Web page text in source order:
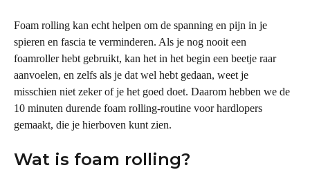
Foam rolling kan echt helpen om de spanning en pijn in je
spieren en fascia te verminderen. Als je nog nooit een
foamroller hebt gebruikt, kan het in het begin een beetje raar
aanvoelen, en zelfs als je dat wel hebt gedaan, weet je
misschien niet zeker of je het goed doet. Daarom hebben we de
10 minuten durende foam rolling-routine voor hardlopers
gemaakt, die je hierboven kunt zien.
Wat is foam rolling?